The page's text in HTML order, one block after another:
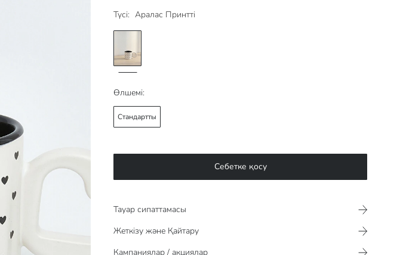
Түсі: Аралас Принтті
Өлшемі:
Стандартты
Себетке қосу
Тауар сипаттамасы​​​​​
Жеткізу және Қайтару
Кампаниялар / акциялар